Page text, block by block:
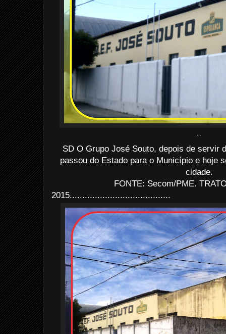
SD O Grupo José Souto, depois de servir
passou do Estado para o Município e hoje
cidade.
FONTE: Secom/PME.
2015........................................